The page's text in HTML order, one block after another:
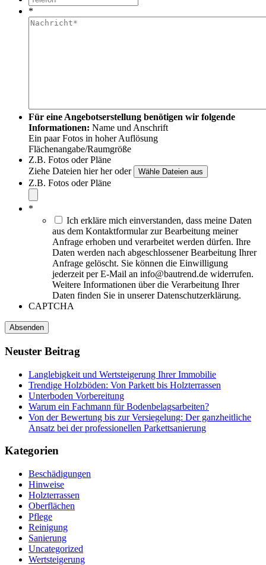
*
Für eine Angebotserstellung benötigen wir folgende
Informationen: Name und Anschrift
Ein paar Fotos in hoher Auflösung
Flächenangabe/Raumgröße
Z.B. Fotos oder Pläne
Ziehe Dateien hier her oder
Z.B. Fotos oder Pläne
*
Ich erkläre mich einverstanden, dass meine Daten
aus dem Kontaktformular zur Bearbeitung meiner
Anfrage erhoben und verarbeitet werden dürfen. Ihre
Daten werden nach abgeschlossener Bearbeitung Ihrer
Anfrage gelöscht. Sie können die Einwilligung
jederzeit per E-Mail an info@bautrend.de widerrufen.
Weitere Informationen über die Verarbeitung Ihrer
Daten finden Sie in unserer Datenschutzerklärung.
CAPTCHA
Neuster Beitrag
Langlebigkeit und Wertsteigerung Ihrer Immobilie
Trendige Holzböden: Von Parkett bis Holzterrassen
Unterboden Vorbereitung
Warum ein Fachmann für Bodenbelagsarbeiten?
Von der Bewertung bis zur Versiegelung: Der ganzheitliche
Ansatz bei der professionellen Parkettsanierung
Kategorien
Beschädigungen
Hinweise
Holzterrassen
Oberflächen
Pflege
Reinigung
Sanierung
Uncategorized
Wertsteigerung